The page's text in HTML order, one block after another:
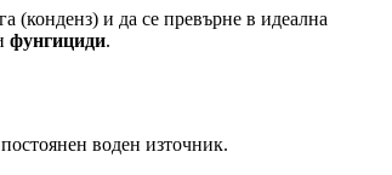
(конденз) и да се превърне в идеална
фунгициди.
воден източник.